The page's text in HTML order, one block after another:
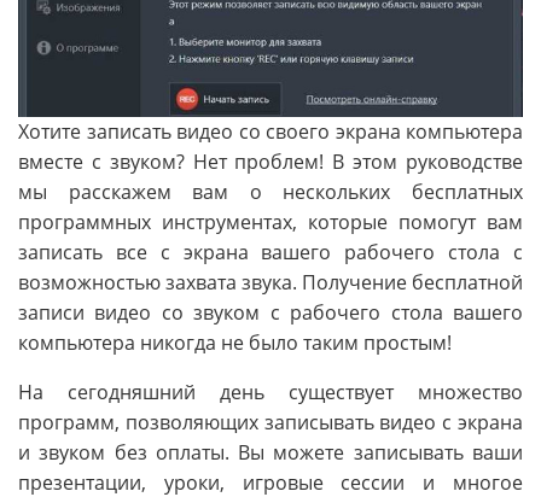
Хотите записать видео со своего экрана компьютера
вместе с звуком? Нет проблем! В этом руководстве
мы расскажем вам о нескольких бесплатных
программных инструментах, которые помогут вам
записать все с экрана вашего рабочего стола с
возможностью захвата звука. Получение бесплатной
записи видео со звуком с рабочего стола вашего
компьютера никогда не было таким простым!
На сегодняшний день существует множество
программ, позволяющих записывать видео с экрана
и звуком без оплаты. Вы можете записывать ваши
презентации, уроки, игровые сессии и многое